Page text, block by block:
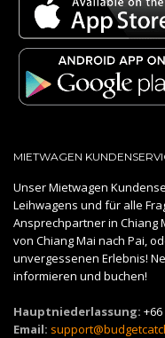
MIETWAGEN
Unser Mietwagen
Leihwagens und für alle
Ansprechpartner in Chiang
von Chiang Mai nach Pai,
unvergessenen Erlebnis!
informieren und buchen!
Hauptniederlassung: +66
Email: